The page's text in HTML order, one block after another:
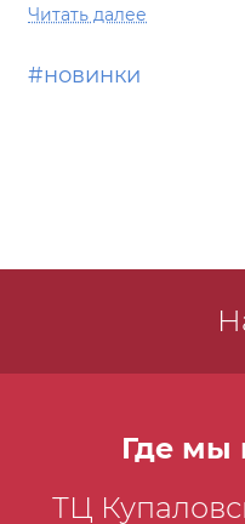
тоже. Они не
обладают
Читать далее
#новинки
Где мы
ТЦ